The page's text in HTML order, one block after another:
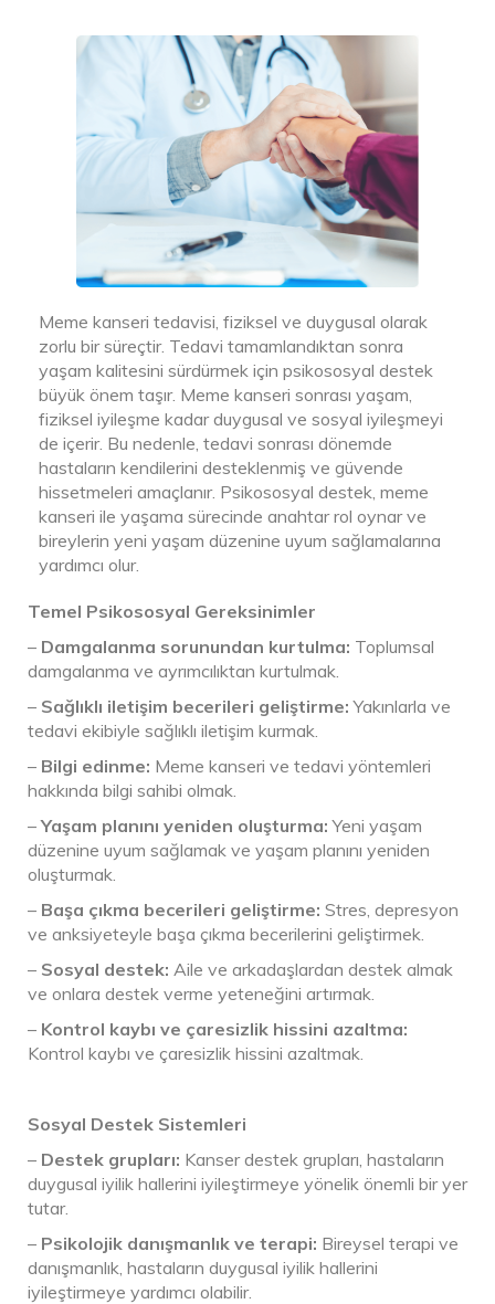
Meme kanseri tedavisi, fiziksel ve duygusal olarak
zorlu bir süreçtir. Tedavi tamamlandıktan sonra
yaşam kalitesini sürdürmek için psikososyal destek
büyük önem taşır. Meme kanseri sonrası yaşam,
fiziksel iyileşme kadar duygusal ve sosyal iyileşmeyi
de içerir. Bu nedenle, tedavi sonrası dönemde
hastaların kendilerini desteklenmiş ve güvende
hissetmeleri amaçlanır. Psikososyal destek, meme
kanseri ile yaşama sürecinde anahtar rol oynar ve
bireylerin yeni yaşam düzenine uyum sağlamalarına
yardımcı olur.
Temel Psikososyal Gereksinimler
– Damgalanma sorunundan kurtulma: Toplumsal
damgalanma ve ayrımcılıktan kurtulmak.
– Sağlıklı iletişim becerileri geliştirme: Yakınlarla ve
tedavi ekibiyle sağlıklı iletişim kurmak.
– Bilgi edinme: Meme kanseri ve tedavi yöntemleri
hakkında bilgi sahibi olmak.
–Yaşam planını yeniden oluşturma:Yeni yaşam
düzenine uyum sağlamak ve yaşam planını yeniden
oluşturmak.
– Başa çıkma becerileri geliştirme: Stres, depresyon
ve anksiyeteyle başa çıkma becerilerini geliştirmek.
– Sosyal destek: Aile ve arkadaşlardan destek almak
ve onlara destek verme yeteneğini artırmak.
– Kontrol kaybı ve çaresizlik hissini azaltma:
Kontrol kaybı ve çaresizlik hissini azaltmak.
Sosyal Destek Sistemleri
– Destek grupları: Kanser destek grupları, hastaların
duygusal iyilik hallerini iyileştirmeye yönelik önemli bir yer
tutar.
– Psikolojik danışmanlık ve terapi: Bireysel terapi ve
danışmanlık, hastaların duygusal iyilik hallerini
iyileştirmeye yardımcı olabilir.